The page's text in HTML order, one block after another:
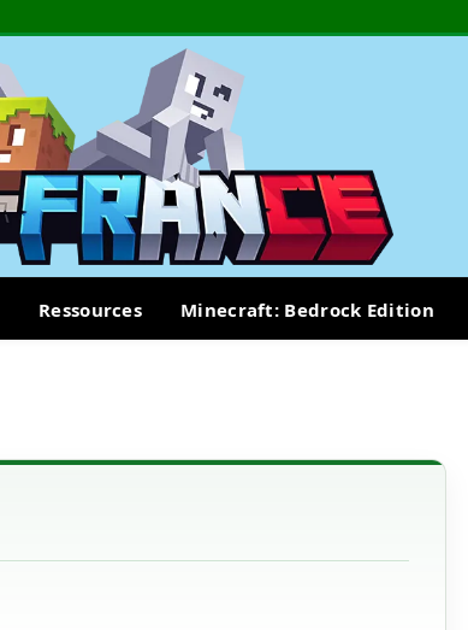
Ressources Minecraft: Bedrock Edition